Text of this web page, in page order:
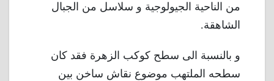
من الناحية الجيولوجية و سلاسل من الجبال
الشاهقة.
و بالنسبة الى سطح كوكب الزهرة فقد كان
سطحه الملتهب موضوع نقاش ساخن بين